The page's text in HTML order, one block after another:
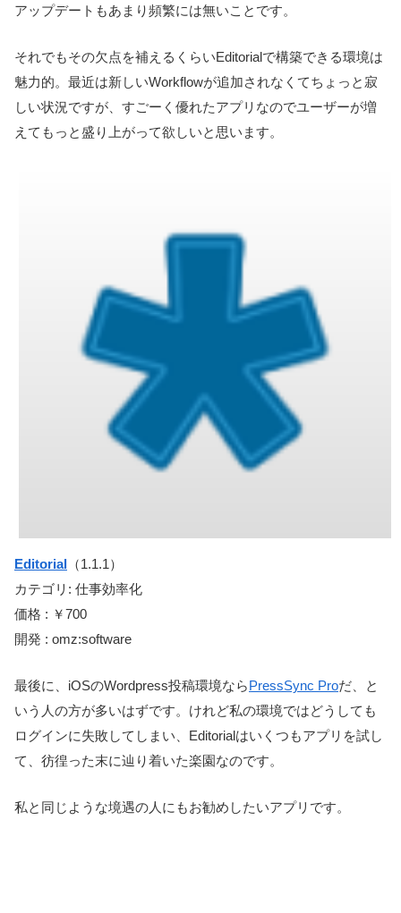
アップデートもあまり頻繁には無いことです。
それでもその欠点を補えるくらいEditorialで構築できる環境は
魅力的。最近は新しいWorkflowが追加されなくてちょっと寂
しい状況ですが、すごーく優れたアプリなのでユーザーが増
えてもっと盛り上がって欲しいと思います。
Editorial （1.1.1）
カテゴリ: 仕事効率化
価格 : ￥700
開発 : omz:software
最後に、iOSのWordpress投稿環境ならPressSync Proだ、と
いう人の方が多いはずです。けれど私の環境ではどうしても
ログインに失敗してしまい、Editorialはいくつもアプリを試し
て、彷徨った末に辿り着いた楽園なのです。
私と同じような境遇の人にもお勧めしたいアプリです。